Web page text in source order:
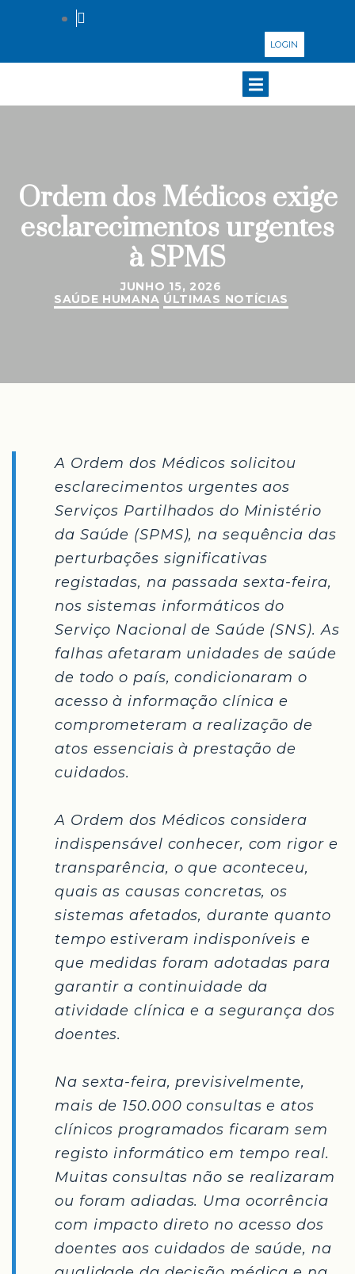
LOGIN
Ordem dos Médicos exige
esclarecimentos urgentes
à SPMS
JUNHO 15, 2026
SAÚDE HUMANA ÚLTIMAS NOTÍCIAS
A Ordem dos Médicos solicitou
esclarecimentos urgentes aos
Serviços Partilhados do Ministério
da Saúde (SPMS), na sequência das
perturbações significativas
registadas, na passada sexta-feira,
nos sistemas informáticos do
Serviço Nacional de Saúde (SNS). As
falhas afetaram unidades de saúde
de todo o país, condicionaram o
acesso à informação clínica e
comprometeram a realização de
atos essenciais à prestação de
cuidados.
A Ordem dos Médicos considera
indispensável conhecer, com rigor e
transparência, o que aconteceu,
quais as causas concretas, os
sistemas afetados, durante quanto
tempo estiveram indisponíveis e
que medidas foram adotadas para
garantir a continuidade da
atividade clínica e a segurança dos
doentes.
Na sexta-feira, previsivelmente,
mais de 150.000 consultas e atos
clínicos programados ficaram sem
registo informático em tempo real.
Muitas consultas não se realizaram
ou foram adiadas. Uma ocorrência
com impacto direto no acesso dos
doentes aos cuidados de saúde, na